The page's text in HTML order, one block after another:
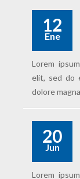
12
Ene
Lorem
elit, sed do
dolore
20
Jun
Lorem